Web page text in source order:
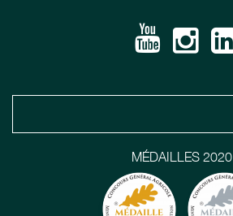
MÉDAILLES 2020